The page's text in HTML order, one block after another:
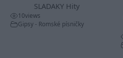
SLADAKY Hity
10views
Gipsy - Romské písničky